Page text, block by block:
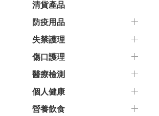
清貨產品
防疫用品
失禁護理
傷口護理
醫療檢測
個人健康
營養飲食